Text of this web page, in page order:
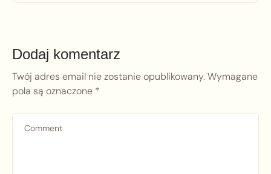
Dodaj komentarz
Twój adres email nie zostanie opublikowany.Wymagane
pola są oznaczone *